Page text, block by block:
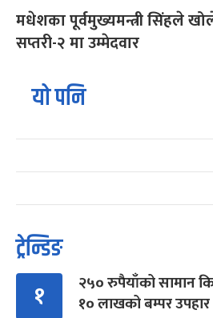
मधेशका पूर्वमुख्यमन्त्री सिंहले खोले
सप्तरी-२ मा उम्मेदवार
यो पनि
ट्रेन्डिङ
१
२५० रुपैयाँको सामान
१० लाखको बम्पर उपहार